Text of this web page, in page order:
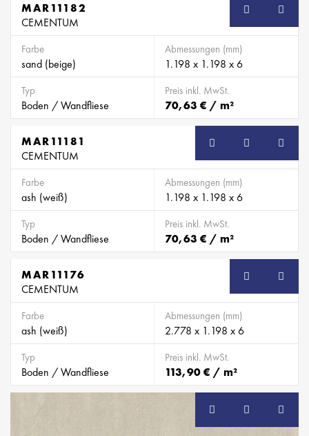
MAR11182
CEMENTUM
Farbe
sand (beige)
Abmessungen (mm)
1.198 x 1.198 x 6
Typ
Boden / Wandfliese
Preis inkl. MwSt.
70,63 € / m²
MAR11181
CEMENTUM
Farbe
ash (weiß)
Abmessungen (mm)
1.198 x 1.198 x 6
Typ
Boden / Wandfliese
Preis inkl. MwSt.
70,63 € / m²
MAR11176
CEMENTUM
Farbe
ash (weiß)
Abmessungen (mm)
2.778 x 1.198 x 6
Typ
Boden / Wandfliese
Preis inkl. MwSt.
113,90 € / m²